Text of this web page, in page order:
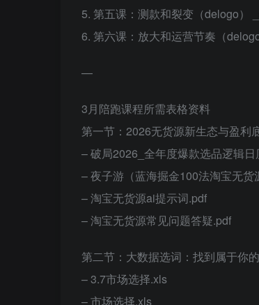
5. 第五课：测款和裂变（delogo）
6. 第六课：放大和运营节奏（
—
3月陪跑课程所需表格资料
第一节：2026无货源新生态与盈利
– 破局2026_全年度爆款选品逻辑日
– 夜子游（蓝海掘金100法淘宝无
– 淘宝无货源ai提示词.pdf
– 淘宝无货源常见问题答疑.pdf
第二节：大数据选词：找到属于你
– 3.7市场选择.xls
– 市场选择.xls